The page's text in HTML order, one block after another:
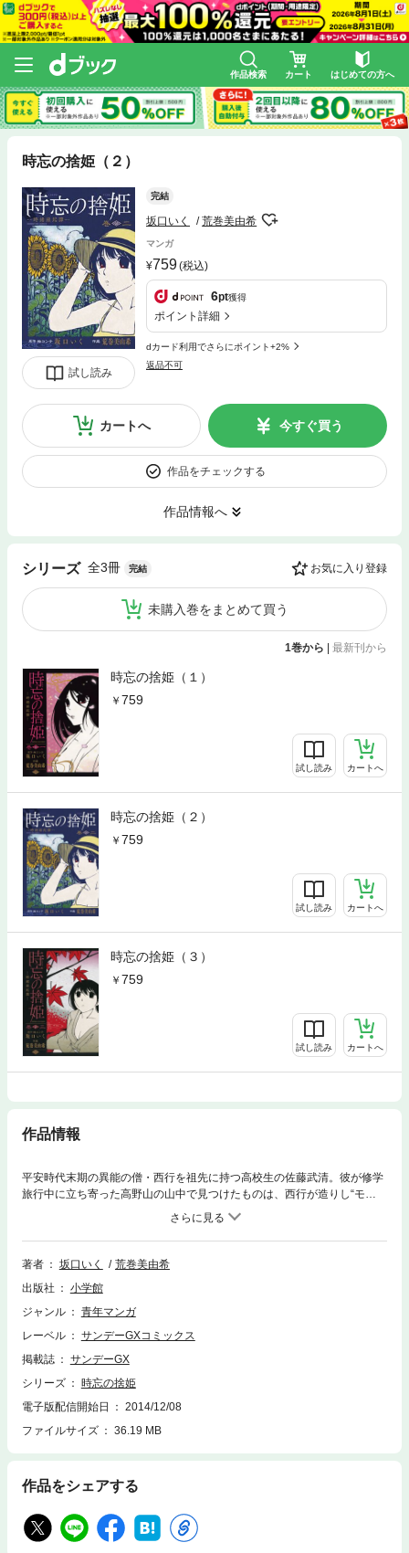
作品検索 カート はじめての方へ
時忘の捨姫（２）
試し読み
完結
坂口いく 荒巻美由希
マンガ
759(税込)
6pt獲得
ポイント詳細
dカード利用でさらにポイント+2%
返品不可
カートへ 今すぐ買う
作品をチェックする
作品情報へ
シリーズ 全3冊 完結 お気に入り登録
未購入巻をまとめて買う
1巻から | 最新刊から
時忘の捨姫（１）
759
試し読み カートへ
時忘の捨姫（２）
759
試し読み カートへ
時忘の捨姫（３）
759
試し読み カートへ
作品情報
平安時代末期の異能の僧・西行を祖先に持つ高校生の佐藤武清。彼が修学
旅行中に立ち寄った高野山の山中で見つけたものは、西行が造りし“モ
ノ”…それは、少女姿の「何か」だった！彼女に「時緒」と名づけて共に暮
らすことになった武清だが、不老不死の肉体を持つ時緒に恐怖を味わった
ハリウッド・スターが雇った殺し屋に襲われる。そして武清を庇った時緒
は、殺し屋の凶弾に倒れて――!? 異色伝奇物語、待望の第2集登場!!
著者 坂口いく
荒巻美由希
出版社
小学館
ジャンル
青年マンガ
レーベル
サンデーGXコミックス
掲載誌
サンデーGX
シリーズ
時忘の捨姫
電子版配信開始日
2014/12/08
ファイルサイズ
36.19 MB
作品をシェアする